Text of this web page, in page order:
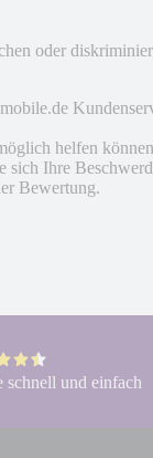
oder
helfen
sich Ihre
Bewertung.
schnell und einfach